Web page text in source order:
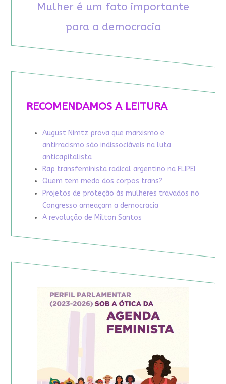
Mulher é um fato importante
para a democracia
RECOMENDAMOS A LEITURA
August Nimtz prova que marxismo e
antirracismo são indissociáveis na luta
anticapitalista
Rap transfeminista radical argentino na FLIPEI
Quem tem medo dos corpos trans?
Projetos de proteção às mulheres travados no
Congresso ameaçam a democracia
A revolução de Milton Santos